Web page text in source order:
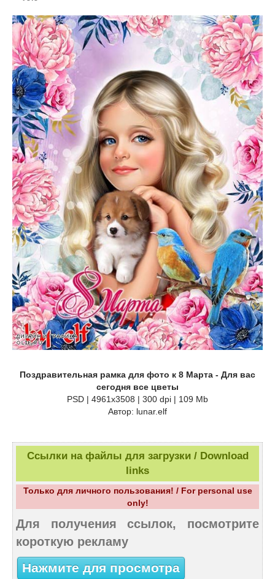
Поздравительная рамка для фото к 8 Марта - Для вас
сегодня все цветы
PSD | 4961х3508 | 300 dpi | 109 Mb
Автор: lunar.elf
Ссылки на файлы для загрузки / Download
links
Только для личного пользования! / For personal use
only!
Для получения ссылок, посмотрите
короткую рекламу
Нажмите для просмотра